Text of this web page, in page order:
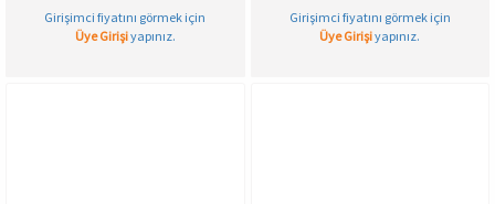
Girişimci fiyatını görmek için
Üye Girişiyapınız.
Girişimci fiyatını görmek için
Üye Girişiyapınız.